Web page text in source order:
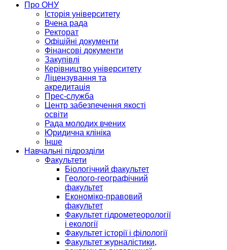
Про ОНУ
Історія університету
Вчена рада
Ректорат
Офіційні документи
Фінансові документи
Закупівлі
Керівництво університету
Ліцензування та
акредитація
Прес-служба
Центр забезпечення якості
освіти
Рада молодих вчених
Юридична клініка
Інше
Навчальні підрозділи
Факультети
Біологічний факультет
Геолого-географічний
факультет
Економіко-правовий
факультет
Факультет гідрометеорології
і екології
Факультет історії і філології
Факультет журналістики,